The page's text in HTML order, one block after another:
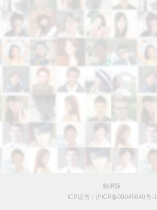
触屏版
ICP证书：沪ICP备09045640号-1